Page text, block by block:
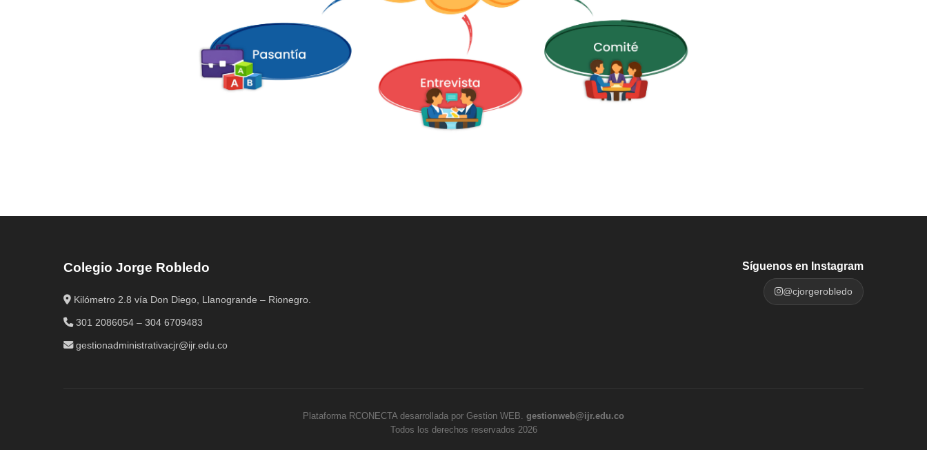
Colegio Jorge Robledo
Kilómetro 2.8 vía Don Diego, Llanogrande – Rionegro.
301 2086054 – 304 6709483
gestionadministrativacjr@ijr.edu.co
Síguenos en Instagram
@cjorgerobledo
Plataforma RCONECTA desarrollada por Gestion WEB. gestionweb@ijr.edu.co
Todos los derechos reservados 2026